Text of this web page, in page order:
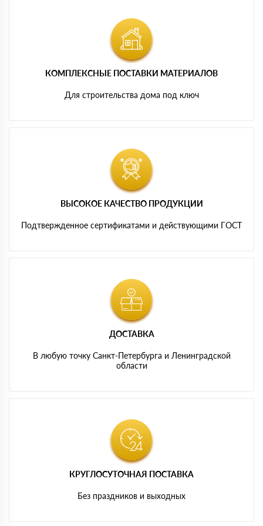
КОМПЛЕКСНЫЕ ПОСТАВКИ МАТЕРИАЛОВ
Для строительства дома под ключ
ВЫСОКОЕ КАЧЕСТВО ПРОДУКЦИИ
Подтвержденное сертификатами и действующими ГОСТ
ДОСТАВКА
В любую точку Санкт-Петербурга и Ленинградской
области
КРУГЛОСУТОЧНАЯ ПОСТАВКА
Без праздников и выходных